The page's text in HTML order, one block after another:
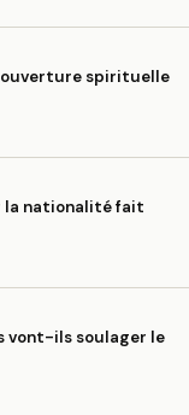
ouverture spirituelle
la nationalité fait
vont-ils soulager le